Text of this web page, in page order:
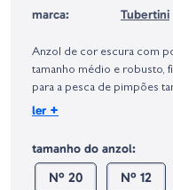
marca:
Tubertini
Europeia, dos produtos da
Geral sobre a Segurança dos
Anzol de cor escura com
tamanho médio e robusto,
para a pesca de pimpões
inglesa.
Quantidade : 25
ler +
tamanho do anzol:
Nº 20 Nº 12